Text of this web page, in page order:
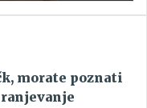
morate poznati